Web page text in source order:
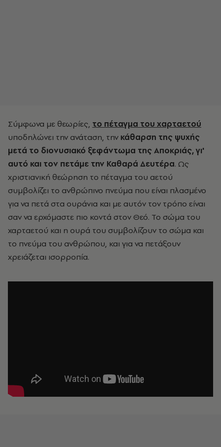
Σύμφωνα με θεωρίες, το πέταγμα του χαρταετού
υποδηλώνει την ανάταση, την κάθαρση της ψυχής
μετά το διονυσιακό ξεφάντωμα της Αποκριάς, γι'
αυτό και τον πετάμε την Καθαρά Δευτέρα. Ως
χριστιανική θεώρηση το πέταγμα του αετού
συμβολίζει το ανθρώπινο πνεύμα που είναι πλασμένο
για να πετά στα ουράνια και με αυτόν τον τρόπο είναι
σαν να ερχόμαστε πιο κοντά στον Θεό. Το σώμα του
χαρταετού και η ουρά του συμβολίζουν το σώμα και
το πνεύμα του ανθρώπου, και για να πετάξουν
χρειάζεται ισορροπία.